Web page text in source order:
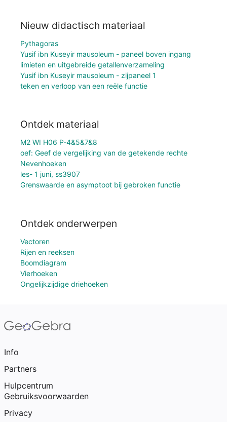
Nieuw didactisch materiaal
Pythagoras
Yusif ibn Kuseyir mausoleum - paneel boven ingang
limieten en uitgebreide getallenverzameling
Yusif ibn Kuseyir mausoleum - zijpaneel 1
teken en verloop van een reële functie
Ontdek materiaal
M2 WI H06 P-4&5&7&8
oef: Geef de vergelijking van de getekende rechte
Nevenhoeken
les- 1 juni, ss3907
Grenswaarde en asymptoot bij gebroken functie
Ontdek onderwerpen
Vectoren
Rijen en reeksen
Boomdiagram
Vierhoeken
Ongelijkzijdige driehoeken
Info
Partners
Hulpcentrum
Gebruiksvoorwaarden
Privacy